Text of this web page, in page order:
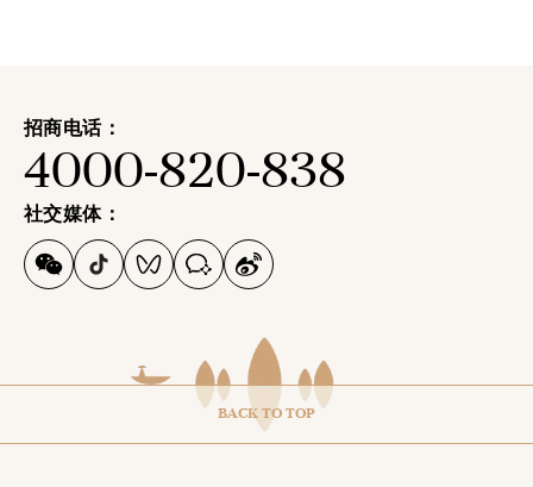
招商电话：
4000-820-838
社交媒体：
BACK TO TOP